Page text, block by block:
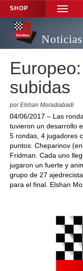
SHOP
TOGGLE
subidas
por Elshan Moradiabadi
04/06/2017 – Las
tuvieron un desarrollo
5 rondas, 4 jugadores
puntos: Cheparinov
Fridman. Cada uno
jugaron un fuerte y
grupo de 27
para el final. Elshan